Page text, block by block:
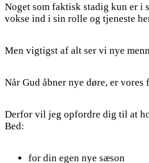
Noget som faktisk stadig kun er i
vokse ind i sin rolle og tjeneste
Men vigtigst af alt ser vi nye
Når Gud åbner nye døre, er
Derfor vil jeg opfordre dig til at
Bed:
for din egen nye sæson